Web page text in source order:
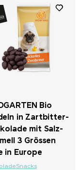
Bio
in Zartbitter-
mit Salz-
3 Grössen
in Europe
Snacks